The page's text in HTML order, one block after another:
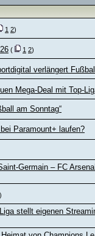
1 2)
( 1 2)
verlängert
Mega-Deal mit Top-
am Sonntag“
Paramount+ laufen?
Germain – FC
)
stellt eigenen